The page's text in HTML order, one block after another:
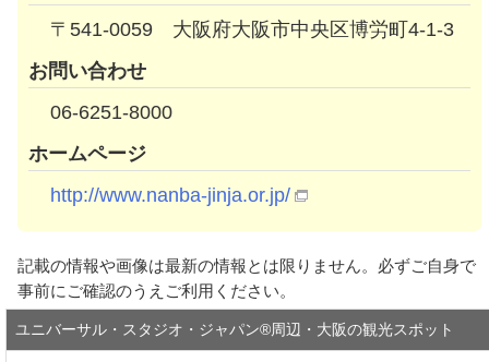
〒541-0059 大阪府大阪市中央区博労町4-1-3
お問い合わせ
06-6251-8000
ホームページ
http://www.nanba-jinja.or.jp/
記載の情報や画像は最新の情報とは限りません。必ずご自身で
事前にご確認のうえご利用ください。
ユニバーサル・スタジオ・ジャパン®周辺・大阪の観光スポット